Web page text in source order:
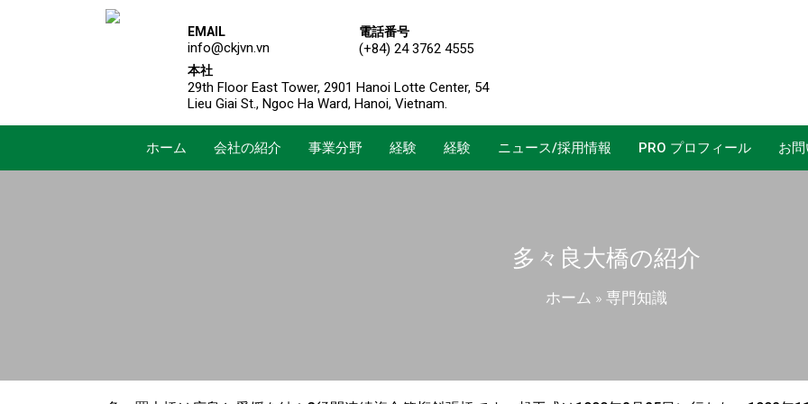
EMAIL
info@ckjvn.vn
電話番号
(+84) 24 3762 4555
本社
29th Floor East Tower, 2901 Hanoi Lotte Center, 54
Lieu Giai St., Ngoc Ha Ward, Hanoi, Vietnam.
ホーム 会社の紹介 事業分野 経験 経験 ニュース/採用情報 PRO プロフィール お
多々良大橋の紹介
ホーム » 専門知識